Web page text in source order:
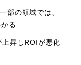
部の領域では、
る
昇しROIが悪化